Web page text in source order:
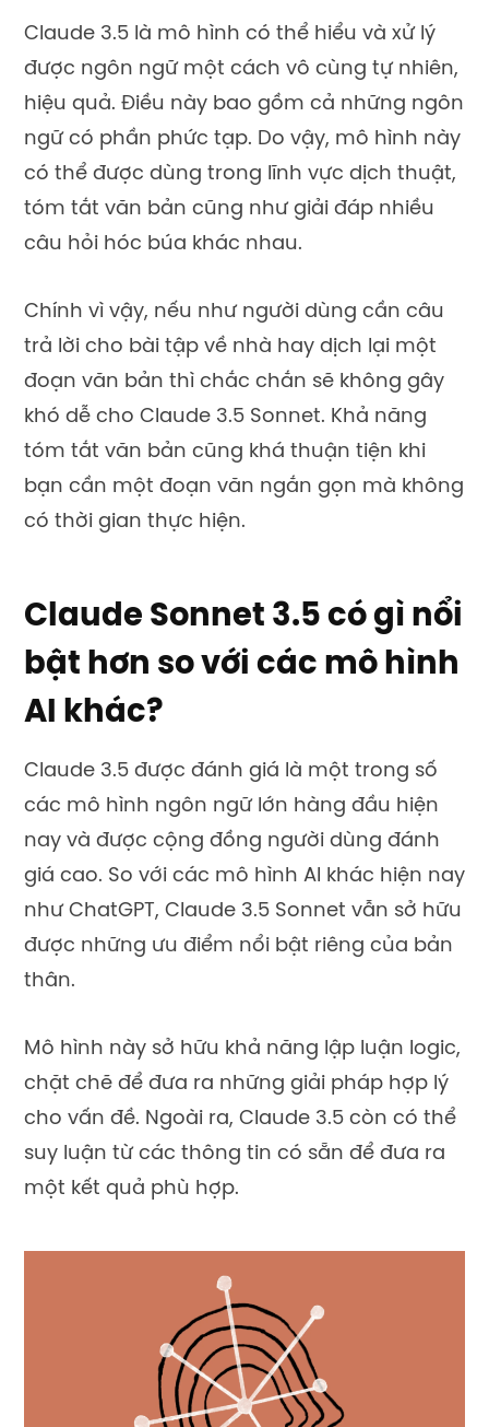
Claude 3.5 là mô hình có thể hiểu và xử lý
được ngôn ngữ một cách vô cùng tự nhiên,
hiệu quả. Điều này bao gồm cả những ngôn
ngữ có phần phức tạp. Do vậy, mô hình này
có thể được dùng trong lĩnh vực dịch thuật,
tóm tắt văn bản cũng như giải đáp nhiều
câu hỏi hóc búa khác nhau.
Chính vì vậy, nếu như người dùng cần câu
trả lời cho bài tập về nhà hay dịch lại một
đoạn văn bản thì chắc chắn sẽ không gây
khó dễ cho Claude 3.5 Sonnet. Khả năng
tóm tắt văn bản cũng khá thuận tiện khi
bạn cần một đoạn văn ngắn gọn mà không
có thời gian thực hiện.
Claude Sonnet 3.5 có gì nổi
bật hơn so với các mô hình
AI khác?
Claude 3.5 được đánh giá là một trong số
các mô hình ngôn ngữ lớn hàng đầu hiện
nay và được cộng đồng người dùng đánh
giá cao. So với các mô hình AI khác hiện nay
như ChatGPT, Claude 3.5 Sonnet vẫn sở hữu
được những ưu điểm nổi bật riêng của bản
thân.
Mô hình này sở hữu khả năng lập luận logic,
chặt chẽ để đưa ra những giải pháp hợp lý
cho vấn đề. Ngoài ra, Claude 3.5 còn có thể
suy luận từ các thông tin có sẵn để đưa ra
một kết quả phù hợp.